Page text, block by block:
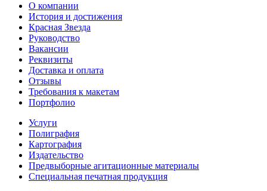
О компании
История и достижения
Красная Звезда
Руководство
Вакансии
Реквизиты
Доставка и оплата
Отзывы
Требования к макетам
Портфолио
Услуги
Полиграфия
Картография
Издательство
Предвыборные агитационные материалы
Специальная печатная продукция